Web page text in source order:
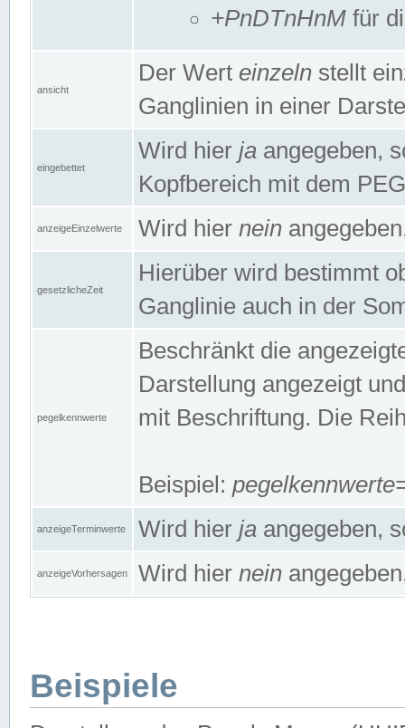
+PnDTnHnM für
ansicht
Der Wert einzeln stellt
Ganglinien in einer
eingebettet
Wird hier ja angegeben,
Kopfbereich mit dem
anzeigeEinzelwerte Wird hier nein
gesetzlicheZeit
Hierüber wird bestimmt
Ganglinie auch in der
pegelkennwerte
Beschränkt die
Darstellung angezeigt
mit Beschriftung. Die
Beispiel:
anzeigeTerminwerte Wird hier ja angegeben,
anzeigeVorhersagen Wird hier nein
Beispiele